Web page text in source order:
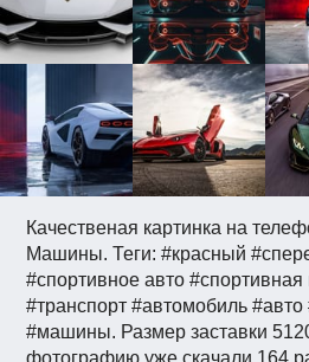
Качественая картинка на
Машины. Теги: #красный
#спортивное авто
#транспорт #автомобиль
#машины. Размер заставки